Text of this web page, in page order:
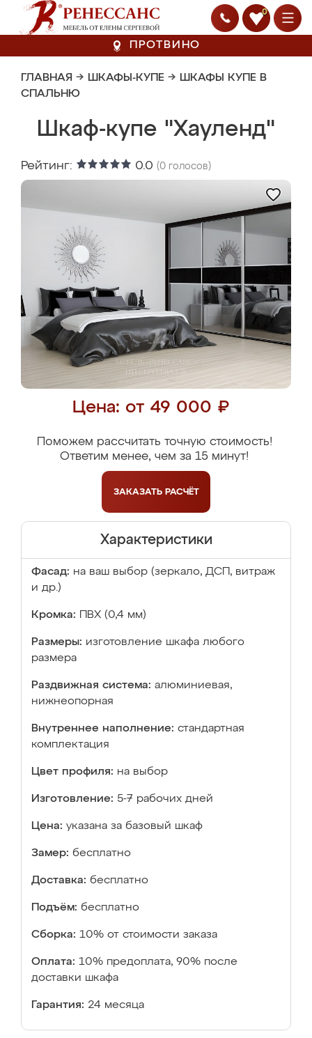
0
ПРОТВИНО
ГЛАВНАЯ → ШКАФЫ-КУПЕ → ШКАФЫ КУПЕ В
СПАЛЬНЮ
Шкаф-купе "Хауленд"
Рейтинг: 0.0 (0 голосов)
Цена: от 49 000 ₽
Поможем рассчитать точную стоимость!
Ответим менее, чем за 15 минут!
ЗАКАЗАТЬ РАСЧЁТ
Характеристики
Фасад: на ваш выбор (зеркало, ДСП, витраж
и др.)
Кромка: ПВХ (0,4 мм)
Размеры: изготовление шкафа любого
размера
Раздвижная система: алюминиевая,
нижнеопорная
Внутреннее наполнение: стандартная
комплектация
Цвет профиля: на выбор
Изготовление: 5-7 рабочих дней
Цена: указана за базовый шкаф
Замер: бесплатно
Доставка: бесплатно
Подъём: бесплатно
Сборка: 10% от стоимости заказа
Оплата: 10% предоплата, 90% после
доставки шкафа
Гарантия: 24 месяца